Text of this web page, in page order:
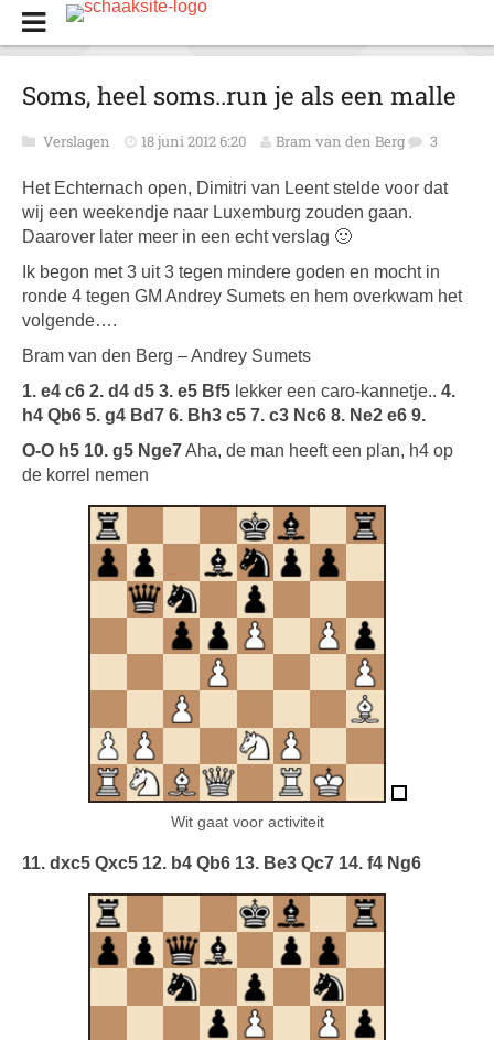
Soms, heel soms..run je als een malle
Verslagen 18 juni 2012 6:20 Bram van den Berg 3
Het Echternach open, Dimitri van Leent stelde voor dat
wij een weekendje naar Luxemburg zouden gaan.
Daarover later meer in een echt verslag 🙂
Ik begon met 3 uit 3 tegen mindere goden en mocht in
ronde 4 tegen GM Andrey Sumets en hem overkwam het
volgende….
Bram van den Berg – Andrey Sumets
1. e4 c6 2. d4 d5 3. e5 Bf5 lekker een caro-kannetje.. 4.
h4 Qb6 5. g4 Bd7 6. Bh3 c5 7. c3 Nc6 8. Ne2 e6 9.
O-O h5 10. g5 Nge7Aha, de man heeft een plan, h4 op
de korrel nemen
Wit gaat voor activiteit
11. dxc5 Qxc5 12. b4 Qb6 13. Be3 Qc7 14. f4 Ng6